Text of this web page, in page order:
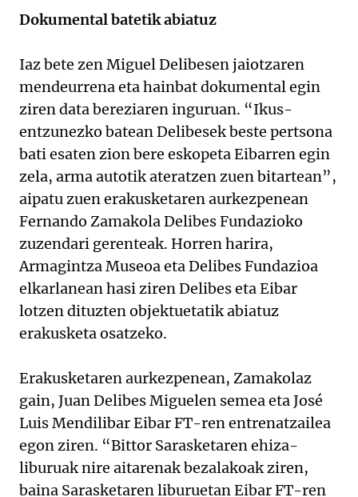
Dokumental batetik abiatuz
Iaz bete zen Miguel Delibesen jaiotzaren
mendeurrena eta hainbat dokumental egin
ziren data bereziaren inguruan. “Ikus-
entzunezko batean Delibesek beste pertsona
bati esaten zion bere eskopeta Eibarren egin
zela, arma autotik ateratzen zuen bitartean”,
aipatu zuen erakusketaren aurkezpenean
Fernando Zamakola Delibes Fundazioko
zuzendari gerenteak. Horren harira,
Armagintza Museoa eta Delibes Fundazioa
elkarlanean hasi ziren Delibes eta Eibar
lotzen dituzten objektuetatik abiatuz
erakusketa osatzeko.
Erakusketaren aurkezpenean, Zamakolaz
gain, Juan Delibes Miguelen semea eta José
Luis Mendilibar Eibar FT-ren entrenatzailea
egon ziren. “Bittor Sarasketaren ehiza-
liburuak nire aitarenak bezalakoak ziren,
baina Sarasketaren liburuetan Eibar FT-ren